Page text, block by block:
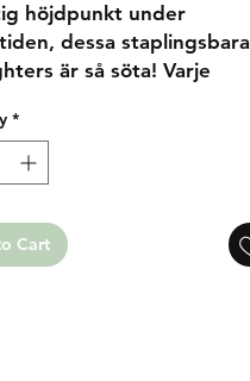
höjdpunkt under
dessa staplingsbara
är så söta! Varje
varje färg.
*
Cart